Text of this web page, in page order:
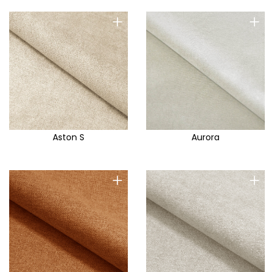
+
Aston S
+
Aurora
+ +